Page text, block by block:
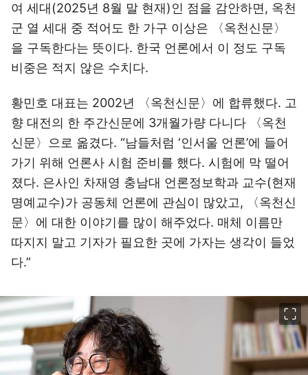
여 세대(2025년 8월 말 현재)인 점을 감안하면, 옥천
군 열 세대 중 적어도 한 가구 이상은 〈옥천신문〉
을 구독한다는 뜻이다. 한국 언론에서 이 정도 구독
비중은 적지 않은 수치다.
황민호 대표는 2002년 〈옥천신문〉에 합류했다. 고
향 대전의 한 주간신문에 3개월가량 다니다 〈옥천
신문〉으로 옮겼다. “남들처럼 ‘인서울 언론’에 들어
가기 위해 언론사 시험 준비를 했다. 시험에 막 떨어
졌다. 은사인 차재영 충남대 언론정보학과 교수(현재
명예교수)가 공동체 언론에 관심이 많았고, 〈옥천신
문〉에 대한 이야기를 많이 해주었다. 매체 이름만
따지지 말고 기자가 필요한 곳에 가자는 생각이 들었
다.”